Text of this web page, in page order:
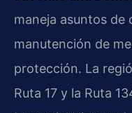
maneja asuntos de
manutención de
protección. La
Ruta 17 y la Ruta